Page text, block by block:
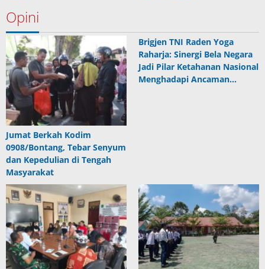
Opini
Jumat Berkah Kodim
0908/Bontang, Tebar Senyum
dan Kepedulian di Tengah
Masyarakat
Brigjen TNI Raden Yoga
Raharja: Sinergi Bela Negara
Jadi Pilar Ketahanan Nasional
Menghadapi Ancaman…